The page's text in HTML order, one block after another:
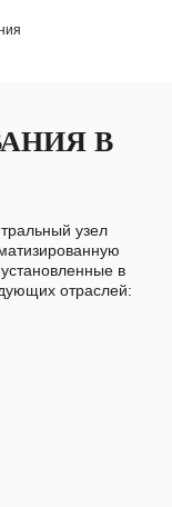
В
узел
в
отраслей: